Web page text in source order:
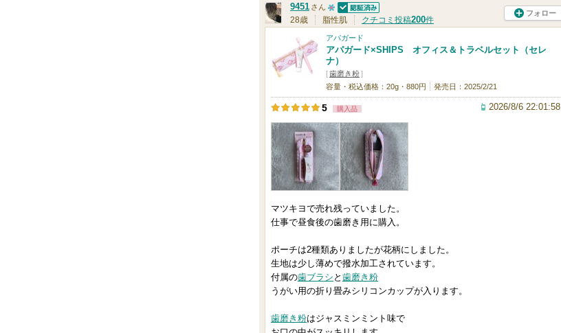
9451 さん
1
0
人
以
上
の
メ
ン
バ
ー
お
に
入
り
録
認証済
28歳 脂性肌 クチコミ投稿200件
フォロー
アパガード
アパガード×SHIPS オフィス＆トラベルセット（セレ
ナ）
[歯磨き粉]
容量・税込価格：20g・880円
発売日：2025/2/21
5 購入品 2026/8/6 22:01:58
マツキヨで売れ残っていました。
仕事で昼食後の歯磨き用に購入。
ポーチは2種類ありましたが花柄にしました。
生地は少し薄めで撥水加工されています。
付属の歯ブラシ と 歯磨き粉
うがい用の折り畳みシリコンカップが入ります。
歯磨き粉はジャスミンミント味で